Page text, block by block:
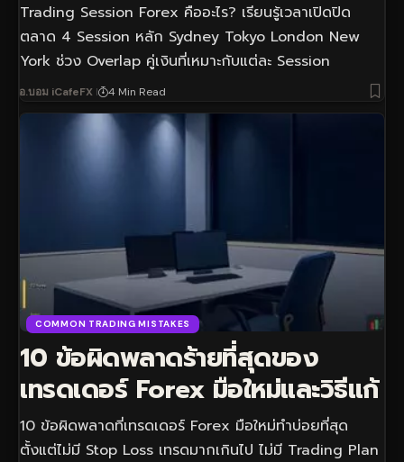
Trading Session Forex คืออะไร? เรียนรู้เวลาเปิดปิด
ตลาด 4 Session หลัก Sydney Tokyo London New
York ช่วง Overlap คู่เงินที่เหมาะกับแต่ละ Session
อ.บอม iCafeFX 4 Min Read
COMMON TRADING MISTAKES
10 ข้อผิดพลาดร้ายที่สุดของ
เทรดเดอร์ Forex มือใหม่และวิธีแก้
10 ข้อผิดพลาดที่เทรดเดอร์ Forex มือใหม่ทำบ่อยที่สุด
ตั้งแต่ไม่มี Stop Loss เทรดมากเกินไป ไม่มี Trading Plan